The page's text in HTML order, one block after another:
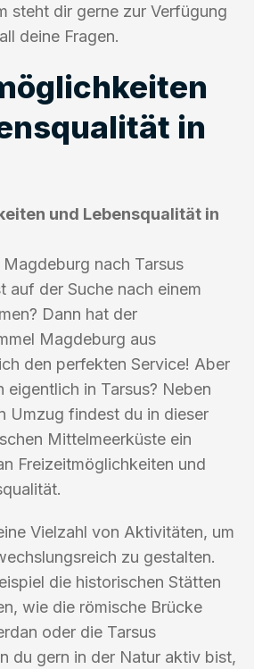
steht dir gerne zur Verfügung
deine Fragen.
in
und Lebensqualität in
nach Tarsus
auf der Suche nach einem
Dann hat der
Magdeburg aus
den perfekten Service! Aber
in Tarsus? Neben
Umzug findest du in dieser
Mittelmeerküste ein
Freizeitmöglichkeiten und
Vielzahl von Aktivitäten, um
zu gestalten.
die historischen Stätten
wie die römische Brücke
oder die Tarsus
du gern in der Natur aktiv bist,